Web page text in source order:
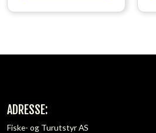
ADRESSE:
Fiske- og Turutstyr AS